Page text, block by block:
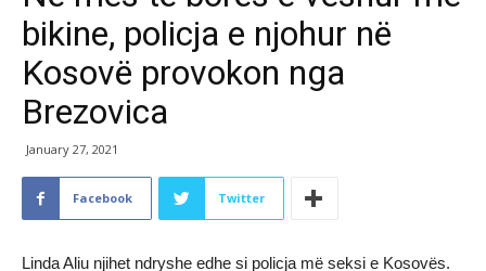
bikine, policja e njohur në
Kosovë provokon nga
Brezovica
January 27, 2021
Facebook Twitter
Linda Aliu njihet ndryshe edhe si policja më seksi e Kosovës.